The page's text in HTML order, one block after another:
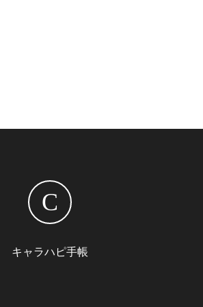
C
キャラハピ手帳